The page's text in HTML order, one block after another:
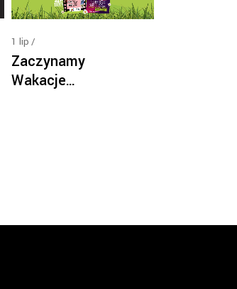
1 lip
Zaczynamy
Wakacje…